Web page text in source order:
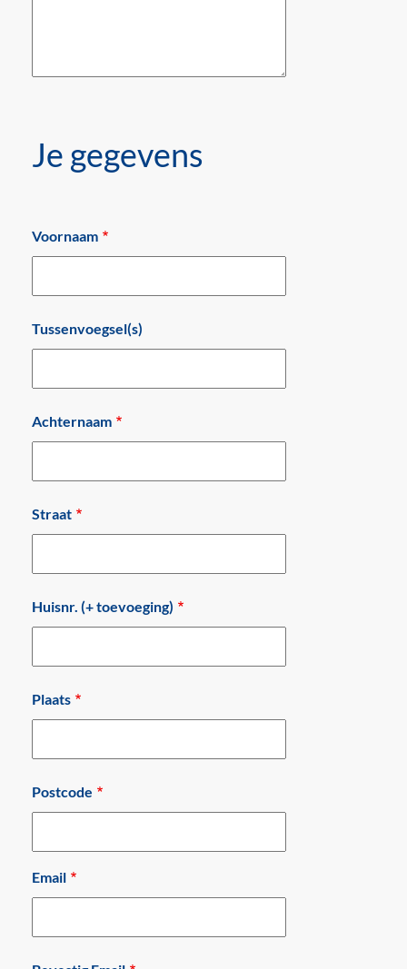
Je gegevens
Voornaam
Tussenvoegsel(s)
Achternaam
Adres
Straat
Huisnr. (+ toevoeging)
Plaats
Postcode
Email
Email